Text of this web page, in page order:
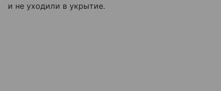
и не уходили в укрытие.